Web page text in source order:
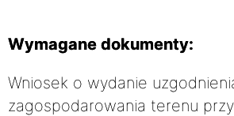
Wymagane dokumenty:
Wniosek o wydanie
zagospodarowania terenu